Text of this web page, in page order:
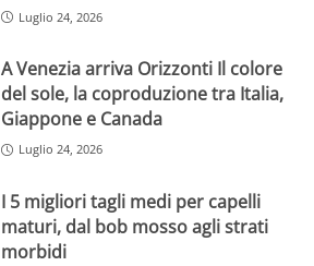
Luglio 24, 2026
A Venezia arriva Orizzonti Il colore
del sole, la coproduzione tra Italia,
Giappone e Canada
Luglio 24, 2026
I 5 migliori tagli medi per capelli
maturi, dal bob mosso agli strati
morbidi